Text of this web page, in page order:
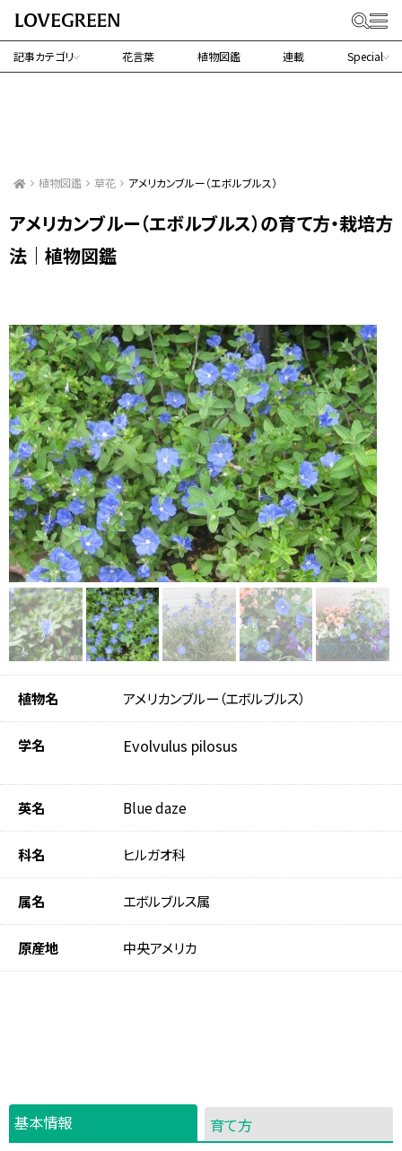
記事カテゴリ 花言葉 植物図鑑 連載 Special
植物図鑑 草花 アメリカンブルー（エボルブルス）
アメリカンブルー（エボルブルス）の育て方・栽培方
法｜植物図鑑
植物名 アメリカンブルー（エボルブルス）
学名 Evolvulus pilosus
英名 Blue daze
科名 ヒルガオ科
属名 エボルブルス属
原産地 中央アメリカ
基本情報 育て方